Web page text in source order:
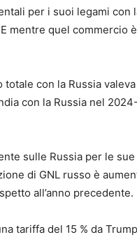
per i suoi legami con
mentre quel commercio
totale con la Russia
con la Russia nel
sulle Russia per le
di GNL russo è
all’anno precedente.
tariffa del 15 % da